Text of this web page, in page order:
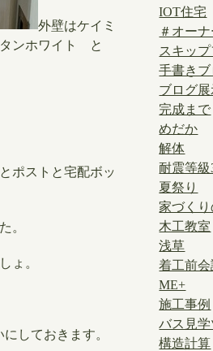
外壁はケイミ
タンホワイト と
ポストと宅配ボッ
。
ょ。
しておきます。
IOT住宅
＃オー
スキッ
手書き
ブログ
完成まで
めだか
解体
耐震等級
夏祭り
家づく
木工教室
浅草
着工前会
ME+
施工事例
バス見
構造計算